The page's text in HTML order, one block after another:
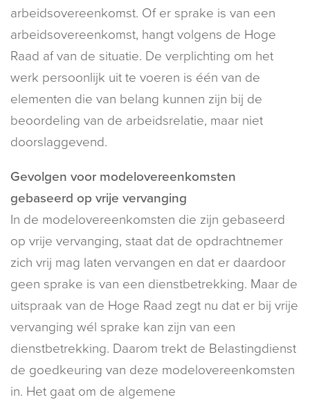
arbeidsovereenkomst. Of er sprake is van een
arbeidsovereenkomst, hangt volgens de Hoge
Raad af van de situatie. De verplichting om het
werk persoonlijk uit te voeren is één van de
elementen die van belang kunnen zijn bij de
beoordeling van de arbeidsrelatie, maar niet
doorslaggevend.
Gevolgen voor modelovereenkomsten
gebaseerd op vrije vervanging
In de modelovereenkomsten die zijn gebaseerd
op vrije vervanging, staat dat de opdrachtnemer
zich vrij mag laten vervangen en dat er daardoor
geen sprake is van een dienstbetrekking. Maar de
uitspraak van de Hoge Raad zegt nu dat er bij vrije
vervanging wél sprake kan zijn van een
dienstbetrekking. Daarom trekt de Belastingdienst
de goedkeuring van deze modelovereenkomsten
in. Het gaat om de algemene